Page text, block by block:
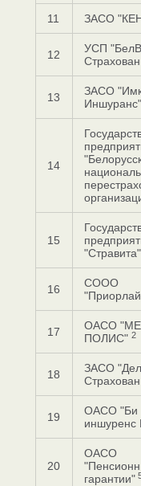
11 ЗАСО
12
УСП
13
ЗАСО
Иншуранс"
14
15
"Стравита"
16
СООО
17
ОАСО
ПОЛИС" 2
18
ЗАСО
19
ОАСО "Би
иншуренс
20
ОАСО
гарантии"